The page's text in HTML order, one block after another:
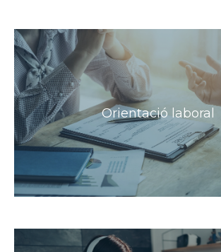
Orientació laboral